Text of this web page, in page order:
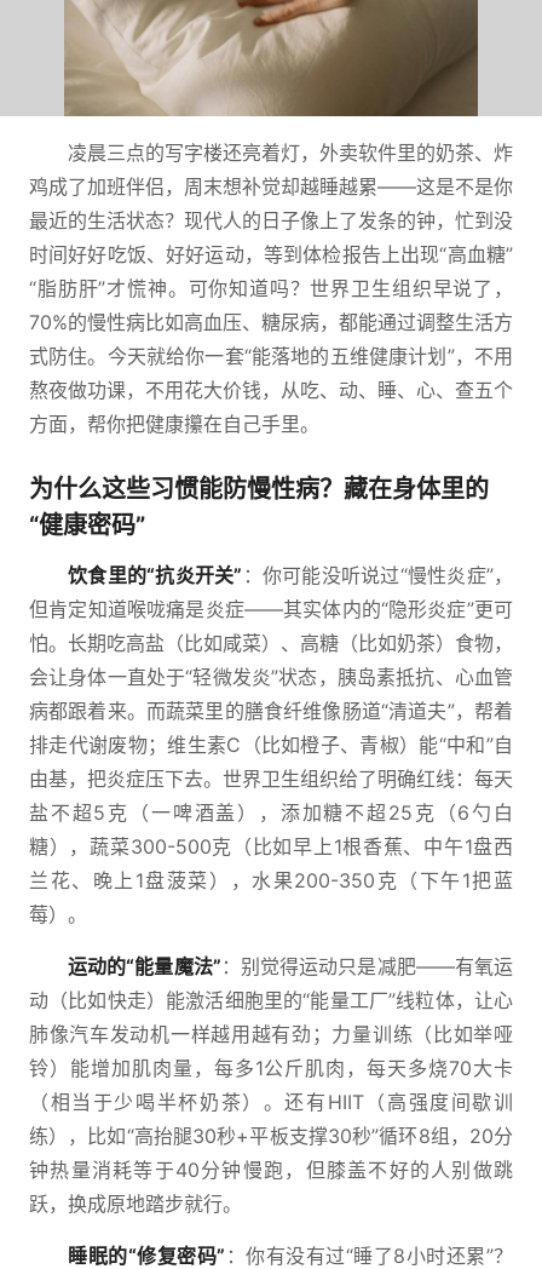
凌晨三点的写字楼还亮着灯，外卖软件里的奶茶、炸
鸡成了加班伴侣，周末想补觉却越睡越累——这是不是你
最近的生活状态？现代人的日子像上了发条的钟，忙到没
时间好好吃饭、好好运动，等到体检报告上出现“高血糖”
“脂肪肝”才慌神。可你知道吗？世界卫生组织早说了，
70%的慢性病比如高血压、糖尿病，都能通过调整生活方
式防住。今天就给你一套“能落地的五维健康计划”，不用
熬夜做功课，不用花大价钱，从吃、动、睡、心、查五个
方面，帮你把健康攥在自己手里。
为什么这些习惯能防慢性病？藏在身体里的
“健康密码”
饮食里的“抗炎开关” ：你可能没听说过“慢性炎症”，
但肯定知道喉咙痛是炎症——其实体内的“隐形炎症”更可
怕。长期吃高盐（比如咸菜）、高糖（比如奶茶）食物，
会让身体一直处于“轻微发炎”状态，胰岛素抵抗、心血管
病都跟着来。而蔬菜里的膳食纤维像肠道“清道夫”，帮着
排走代谢废物；维生素C（比如橙子、青椒）能“中和”自
由基，把炎症压下去。世界卫生组织给了明确红线：每天
盐不超5克（一啤酒盖），添加糖不超25克（6勺白
糖），蔬菜300-500克（比如早上1根香蕉、中午1盘西
兰花、晚上1盘菠菜），水果200-350克（下午1把蓝
莓）。
运动的“能量魔法” ：别觉得运动只是减肥——有氧运
动（比如快走）能激活细胞里的“能量工厂”线粒体，让心
肺像汽车发动机一样越用越有劲；力量训练（比如举哑
铃）能增加肌肉量，每多1公斤肌肉，每天多烧70大卡
（相当于少喝半杯奶茶）。还有HIIT（高强度间歇训
练），比如“高抬腿30秒+平板支撑30秒”循环8组，20分
钟热量消耗等于40分钟慢跑，但膝盖不好的人别做跳
跃，换成原地踏步就行。
睡眠的“修复密码” ：你有没有过“睡了8小时还累”？